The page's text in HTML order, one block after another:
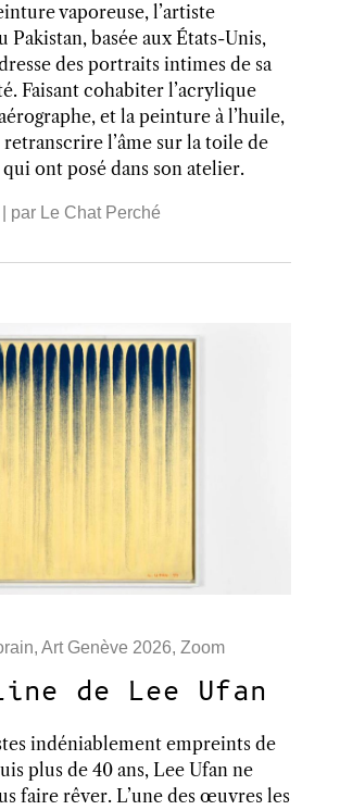
vaporeuse, l’artiste
Pakistan, basée aux États-Unis,
des portraits intimes de sa
Faisant cohabiter l’acrylique
et la peinture à l’huile,
retranscrire l’âme sur la toile de
qui ont posé dans son atelier.
| par Le Chat Perché
, Art Genève 2026, Zoom
de Lee Ufan
indéniablement empreints de
plus de 40 ans, Lee Ufan ne
faire rêver. L’une des œuvres les